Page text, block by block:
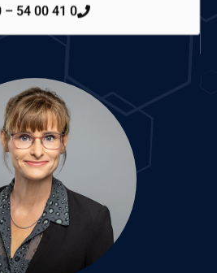
– 54 00 41 0